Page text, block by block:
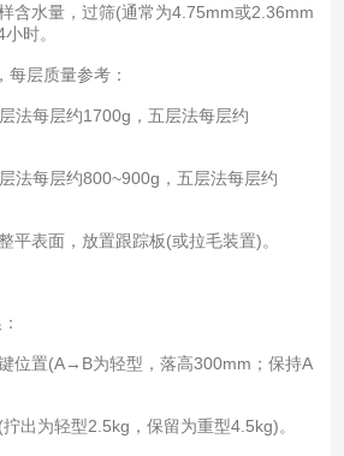
水量，过筛(通常为4.75mm或2.36mm
时。
层质量参考：
每层约1700g，五层法每层约
每层约800~900g，五层法每层约
表面，放置跟踪板(或拉毛装置)。
置(A→B为轻型，落高300mm；保持A
为轻型2.5kg，保留为重型4.5kg)。